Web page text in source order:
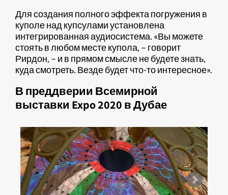
Для создания полного эффекта погружения в
куполе над купсулами установлена
интегрированная аудиосистема. «Вы можете
стоять в любом месте купола, – говорит
Рирдон, – и в прямом смысле не будете знать,
куда смотреть. Везде будет что-то интересное».
В преддверии Всемирной
выставки Expo 2020 в Дубае